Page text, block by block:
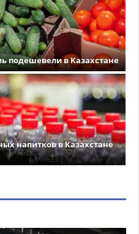
подешевели в Казахстане
напитков в Казахстане